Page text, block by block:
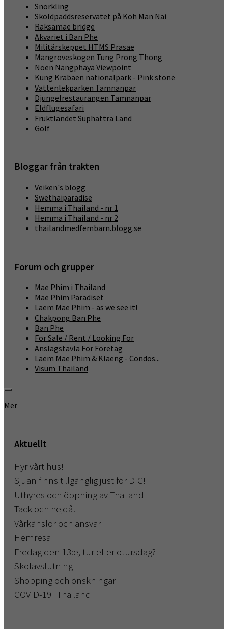
Snorkling
Sköldpaddsreservatet på Koh Man Nai
Raksamae bridge
Akvariet i Ban Phe
Militärskeppet HTMS Prasae
Mangroveskogen Tung Prong Thong
Noen Nangphaya Viewpoint
Kung Krabaen nationalpark - Pink stone
Vattenlekparken Tamnanpar
Djungelrestaurangen Tamnanpar
Eldflugesafari
Fruktlandet Suphattra Land
Golf
Bloggar från trakten
Veiken's blogg
Swethaiparadise
Hemma i Thailand - nr 1
Hemma i Thailand - nr 2
thailandmedfembarn.blogg.se
Forum och grupper
Mae Phim i Thailand
Mae Phim Paradiset
Laem Mae Phim - as we see it!
Chakpong Ban Phe
Ban Phe
For Sale / Rent / Looking For
Anslagstavla För Företag
Laem Mae Phim & Klaeng - Condos...
Visum Thailand
Mer
Aktuellt
Hyr vårt hus!
Sjuan finns tillgänglig just för DIG!
Uthyres och öppning av Thailand
Tack och hejdå!
Vårkänslor och ansvar
Hemresa
Fredag den 13:e, tur eller otursdag?
Skolavslutning
Shopping och önskningar
COVID-19 i Thailand